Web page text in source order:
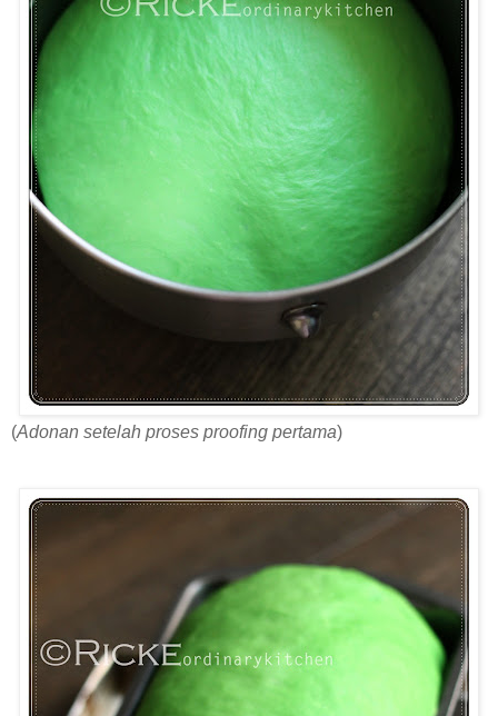
(Adonan setelah proses proofing pertama)